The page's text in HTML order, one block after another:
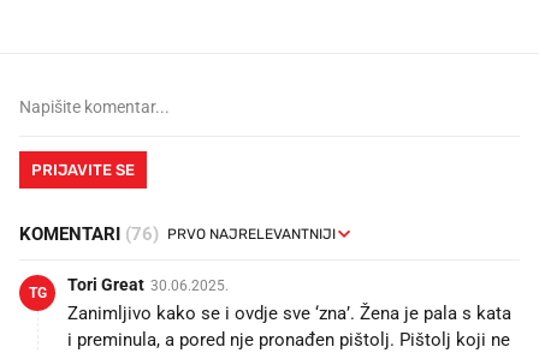
PRIJAVITE SE
KOMENTARI (76)
TG Tori Great 30.06.2025.
Zanimljivo kako se i ovdje sve ‘zna’. Žena je pala s kata
i preminula, a pored nje pronađen pištolj. Pištolj koji ne